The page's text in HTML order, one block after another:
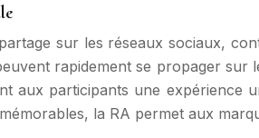
sur les réseaux sociaux,
rapidement se propager
aux participants une expérience
la RA permet aux